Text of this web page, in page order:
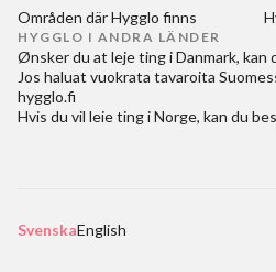
Områden där Hygglo finns
HYGGLO I ANDRA LÄNDER
Ønsker du at leje ting i Danmark, kan
Jos haluat vuokrata tavaroita
hygglo.fi
Hvis du vil leie ting i Norge, kan du
SvenskaEnglish